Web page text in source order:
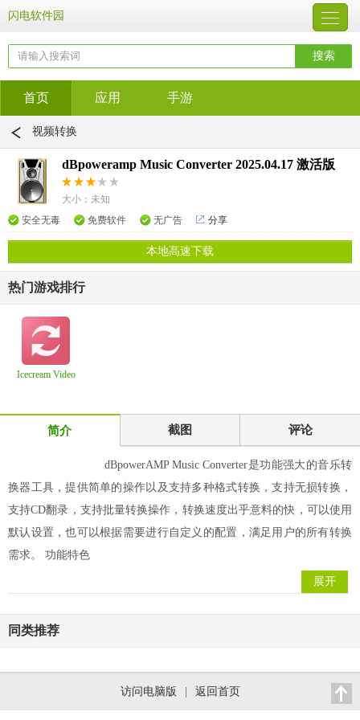
闪电软件园
首页 应用 手游
视频转换
dBpoweramp Music Converter 2025.04.17 激活版
大小：未知
安全无毒
免费软件 无广告 分享
本地高速下载
热门游戏排行
Icecream Video
简介 截图 评论
dBpowerAMP Music Converter是功能强大的音乐转
换器工具，提供简单的操作以及支持多种格式转换，支持无损转换，
支持CD翻录，支持批量转换操作，转换速度出乎意料的快，可以使用
默认设置，也可以根据需要进行自定义的配置，满足用户的所有转换
需求。 功能特色
展开
同类推荐
访问电脑版 返回首页